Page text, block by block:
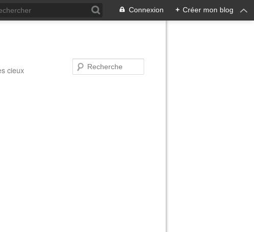
Connexion + Créer mon blog
cieux